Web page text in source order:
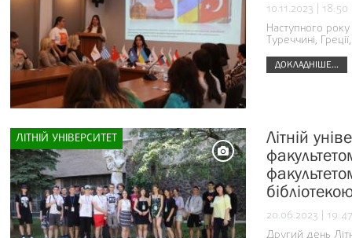
10.11.2023 | 18:50
Наступного
Туреччині,
ДОКЛАДНІШЕ...
ЛІТНІЙ УНІВЕРСИТЕТ
Літній
20.06.2023 | 19:47